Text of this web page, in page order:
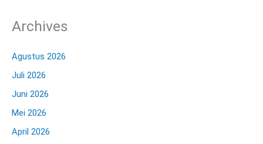
Archives
Agustus 2026
Juli 2026
Juni 2026
Mei 2026
April 2026